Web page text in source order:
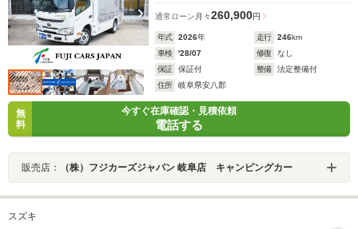
通常ローン 月々260,900円
年式 2026年 走行 246km
車検
'28/07 修復
なし
保証
保証付 整備
法定整備付
住所
岐阜県安八郡
無
料
今すぐ在庫確認・見積依頼
電話する
販売店： （株）フジカーズジャパン 岐阜店 キャンピングカー
スズキ